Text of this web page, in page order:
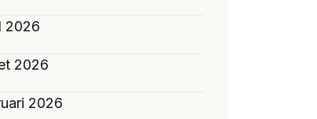
2026
2026
2026